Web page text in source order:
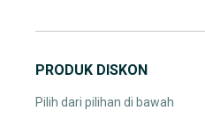
PRODUK DISKON
Pilih dari pilihan di bawah